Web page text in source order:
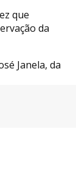
que
da
Janela, da